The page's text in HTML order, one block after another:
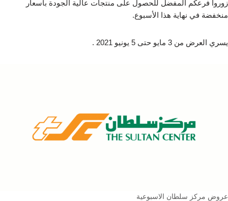
زوروا فرعكم المفضل للحصول على منتجات عالية الجودة بأسعار
منخفضة في نهاية هذا الأسبوع.
يسري العرض من 3 مايو حتى 5 يونيو 2021 .
عروض مركز سلطان الاسبوعية